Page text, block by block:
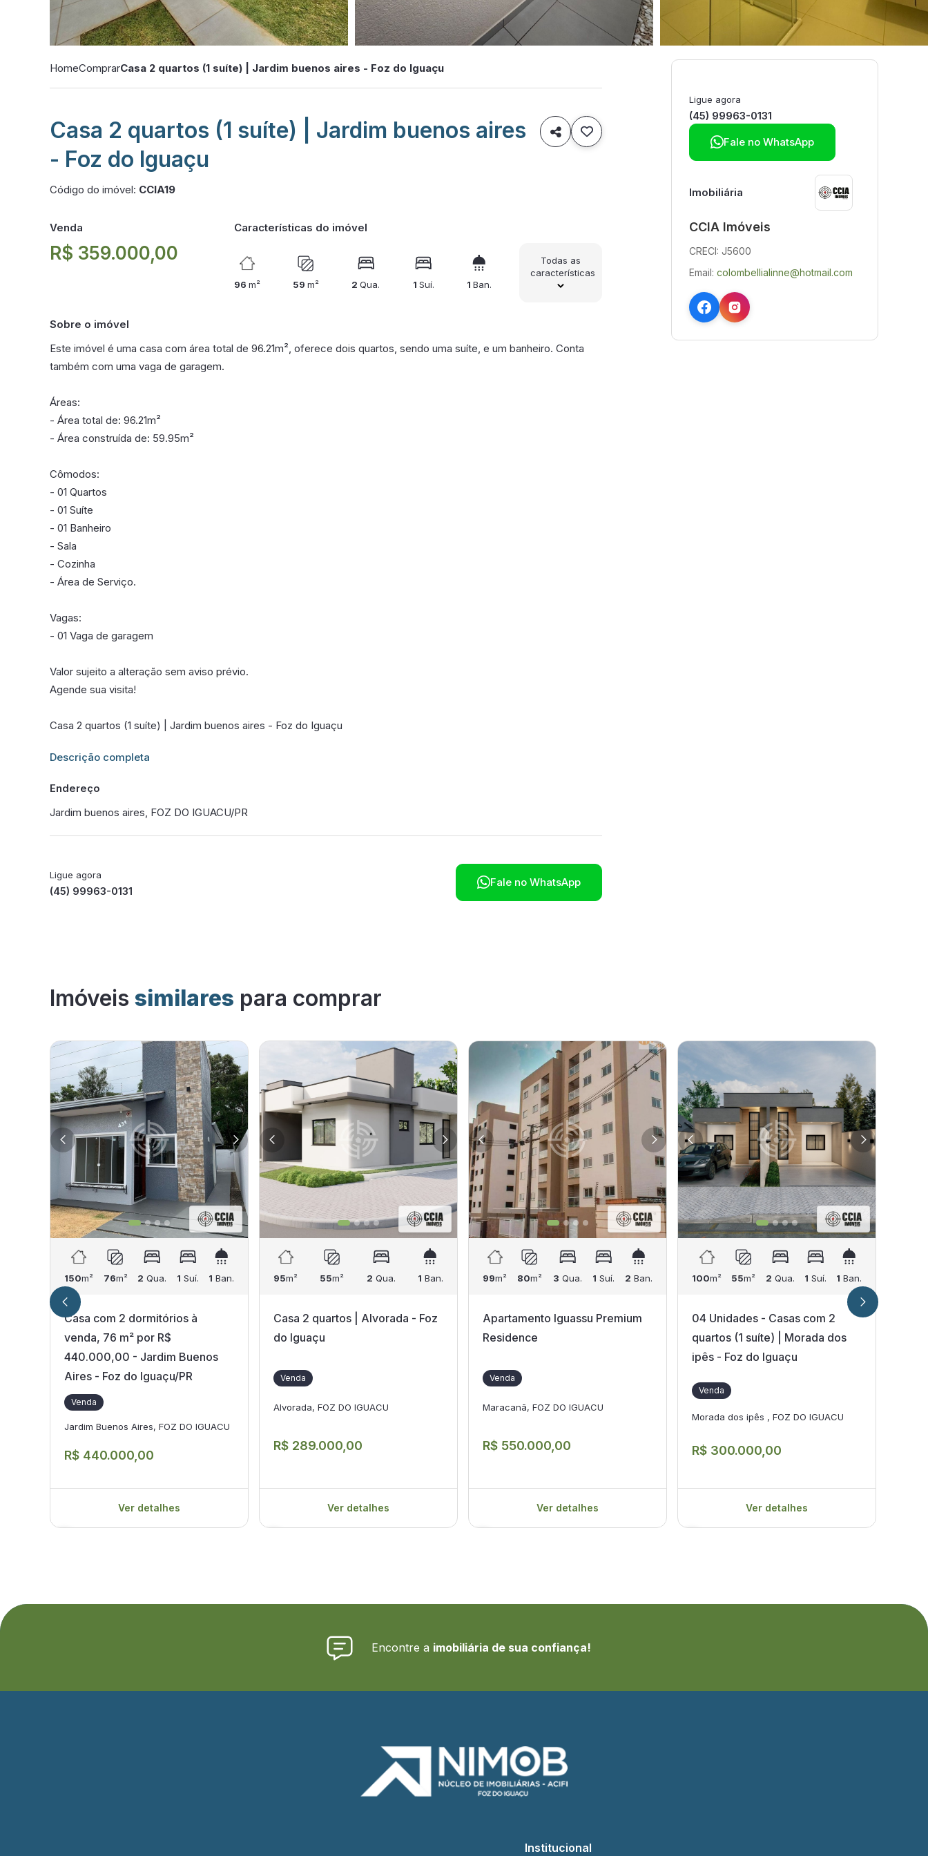
HomeComprarCasa 2 quartos (1 suíte) | Jardim buenos aires - Foz do Iguaçu
Casa 2 quartos (1 suíte) | Jardim buenos aires
- Foz do Iguaçu

Código do imóvel: CCIA19
Venda
R$ 359.000,00
Características do imóvel
96 m² 59 m² 2Qua. 1 Suí. 1 Ban.
Todas as
características
Sobre o imóvel
Este imóvel é uma casa com área total de 96.21m², oferece dois quartos, sendo uma suíte, e um banheiro. Conta
também com uma vaga de garagem.
Áreas:
- Área total de: 96.21m²
- Área construída de: 59.95m²
Cômodos:
- 01 Quartos
- 01 Suíte
- 01 Banheiro
- Sala
- Cozinha
- Área de Serviço.
Vagas:
- 01 Vaga de garagem
Valor sujeito a alteração sem aviso prévio.
Agende sua visita!
Casa 2 quartos (1 suíte) | Jardim buenos aires - Foz do Iguaçu
Informações adicionais sobre este imóvel estarão disponíveis em breve.
Descrição completa
Endereço
Jardim buenos aires, FOZ DO IGUACU/PR
Ligue agora
(45) 99963-0131
Fale no WhatsApp
Ligue agora
(45) 99963-0131
Fale no WhatsApp
Imobiliária
CCIA Imóveis
CRECI: J5600
Email: colombellialinne@hotmail.com
Imóveis similares para comprar
150m² 76m² 2 Qua. 1 Suí. 1 Ban.
Casa com 2 dormitórios à
venda, 76 m² por R$
440.000,00 - Jardim Buenos
Aires - Foz do Iguaçu/PR
Venda
Jardim Buenos Aires, FOZ DO IGUACU
R$ 440.000,00
Ver detalhes
95m² 55m² 2 Qua. 1 Ban.
Casa 2 quartos | Alvorada - Foz
do Iguaçu
Venda
Alvorada, FOZ DO IGUACU
R$ 289.000,00
Ver detalhes
99m² 80m² 3 Qua. 1 Suí. 2 Ban.
Apartamento Iguassu Premium
Residence
Venda
Maracanã, FOZ DO IGUACU
R$ 550.000,00
Ver detalhes
100m² 55m² 2 Qua. 1 Suí. 1 Ban.
04 Unidades - Casas com 2
quartos (1 suíte) | Morada dos
ipês - Foz do Iguaçu
Venda
Morada dos ipês , FOZ DO IGUACU
R$ 300.000,00
Ver detalhes
Encontre a imobiliária de sua confiança!
Institucional